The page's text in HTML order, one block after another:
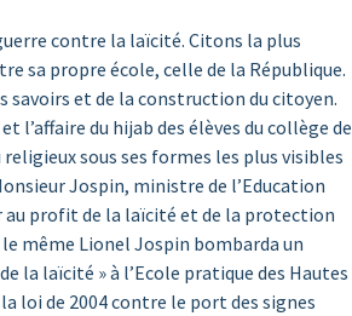
contre la laïcité. Citons la plus
sa propre école, celle de la République.
savoirs et de la construction du citoyen.
du hijab des élèves du collège de
sous ses formes les plus visibles
Jospin, ministre de l’Education
au profit de la laïcité et de la protection
même Lionel Jospin bombarda un
la laïcité » à l’Ecole pratique des Hautes
loi de 2004 contre le port des signes